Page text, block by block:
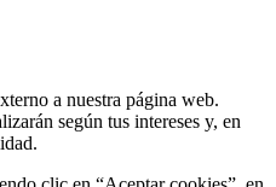
a nuestra página web.
según tus intereses y, en